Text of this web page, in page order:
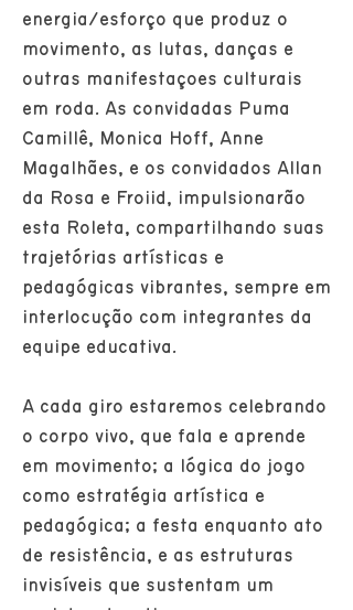
energia/esforço que produz o
movimento, as lutas, danças e
outras manifestações culturais
em roda. As convidadas Puma
Camillê, Monica Hoff, Anne
Magalhães, e os convidados Allan
da Rosa e Froiid, impulsionarão
esta Roleta, compartilhando suas
trajetórias artísticas e
pedagógicas vibrantes, sempre em
interlocução com integrantes da
equipe educativa.
A cada giro estaremos celebrando
o corpo vivo, que fala e aprende
em movimento; a lógica do jogo
como estratégia artística e
pedagógica; a festa enquanto ato
de resistência, e as estruturas
invisíveis que sustentam um